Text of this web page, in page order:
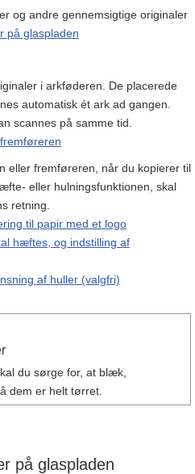
og andre gennemsigtige originaler
på glaspladen
i arkføderen. De placerede
automatisk ét ark ad gangen.
scannes på samme tid.
eller fremføreren, når du kopierer til
eller hulningsfunktionen, skal
retning.
til papir med et logo
hæftes, og indstilling af
af huller (valgfri)
du sørge for, at blæk,
dem er helt tørret.
på glaspladen